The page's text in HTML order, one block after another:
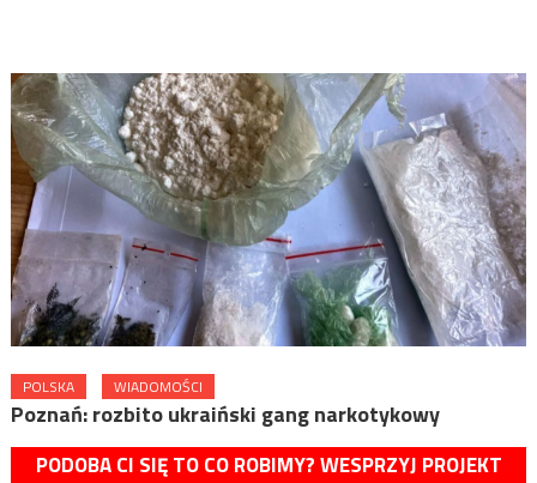
POLSKA WIADOMOŚCI
Poznań: rozbito ukraiński gang narkotykowy
PODOBA CI SIĘ TO CO ROBIMY? WESPRZYJ PROJEKT